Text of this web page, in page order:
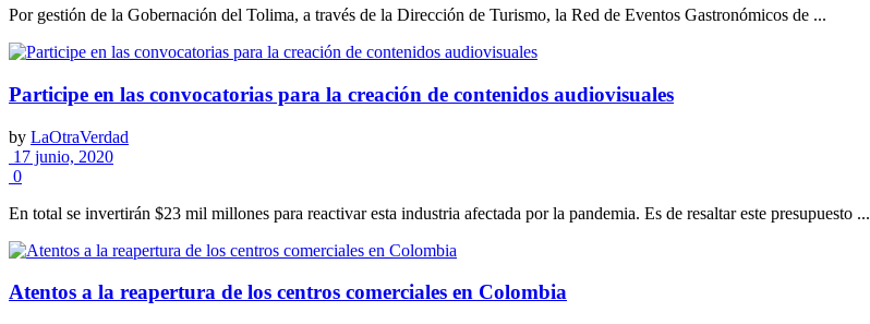
Por gestión de la Gobernación del Tolima, a través de la Dirección de Turismo, la Red de Eventos Gastronómicos de ...
Participe en las convocatorias para la creación de contenidos audiovisuales
by LaOtraVerdad
17 junio, 2020
0
En total se invertirán $23 mil millones para reactivar esta industria afectada por la pandemia. Es de resaltar este presupuesto ...
Atentos a la reapertura de los centros comerciales en Colombia